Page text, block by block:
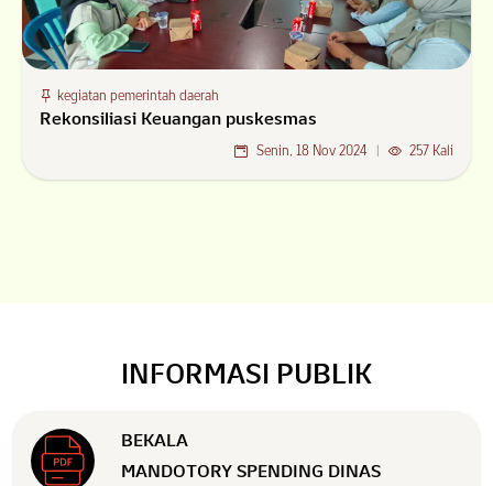
kegiatan pemerintah daerah
Rekonsiliasi Keuangan puskesmas
Senin, 18 Nov 2024 257 Kali
INFORMASI PUBLIK
BEKALA
MANDOTORY SPENDING DINAS